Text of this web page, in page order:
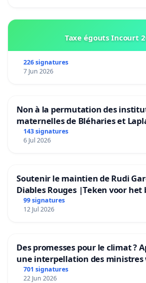
Taxe égouts Incourt
226 signatures
7 Jun 2026
Non à la permutation des
maternelles de Bléharies et
Préservons la stabilité de nos
143 signatures
6 Jul 2026
Soutenir le maintien de Rudi
Diables Rouges |Teken voor het
Rudi Garcia als bondscoach
99 signatures
12 Jul 2026
Des promesses pour le climat ?
une interpellation des ministres
climat et de l’environnement.
701 signatures
22 Jun 2026